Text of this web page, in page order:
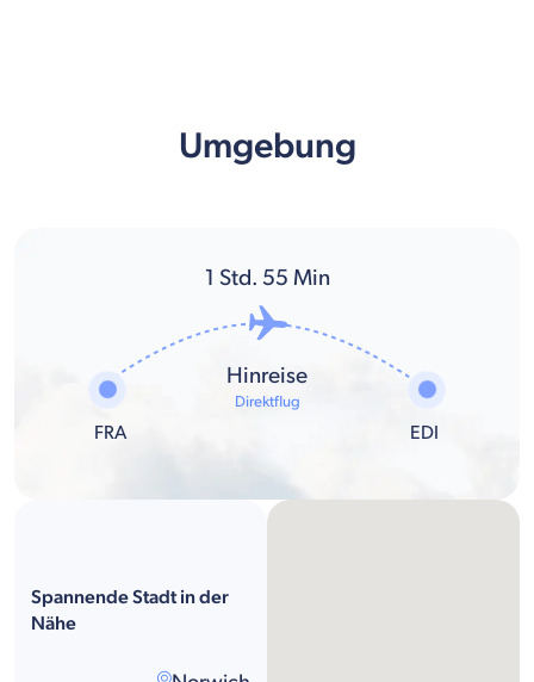
Umgebung
1 Std. 55 Min
FRA
Hinreise
Direktflug
EDI
Spannende Stadt in der
Nähe